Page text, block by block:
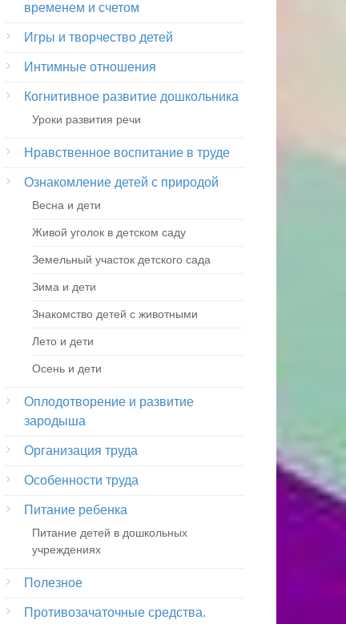
временем и счетом
Игры и творчество детей
Интимные отношения
Когнитивное развитие дошкольника
Уроки развития речи
Нравственное воспитание в труде
Ознакомление детей с природой
Весна и дети
Живой уголок в детском саду
Земельный участок детского сада
Зима и дети
Знакомство детей с животными
Лето и дети
Осень и дети
Оплодотворение и развитие
зародыша
Организация труда
Особенности труда
Питание ребенка
Питание детей в дошкольных
учреждениях
Полезное
Противозачаточные средства.